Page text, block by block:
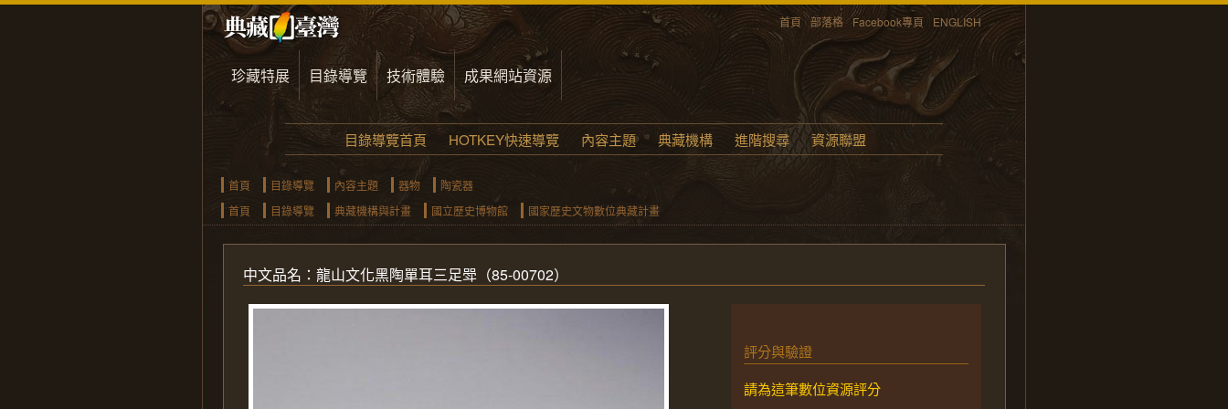
首頁 部落格 Facebook專頁 ENGLISH
珍藏特展 目錄導覽 技術體驗 成果網站資源
目錄導覽首頁 HOTKEY快速導覽 內容主題 典藏機構 進階搜尋 資源聯盟
首頁 目錄導覽 內容主題 器物
陶瓷器
首頁
目錄導覽 典藏機構與計畫 國立歷史博物館 國家歷史文物數位典藏計畫
中文品名：龍山文化黑陶單耳三足斝（85-00702）
評分與驗證
請為這筆數位資源評分